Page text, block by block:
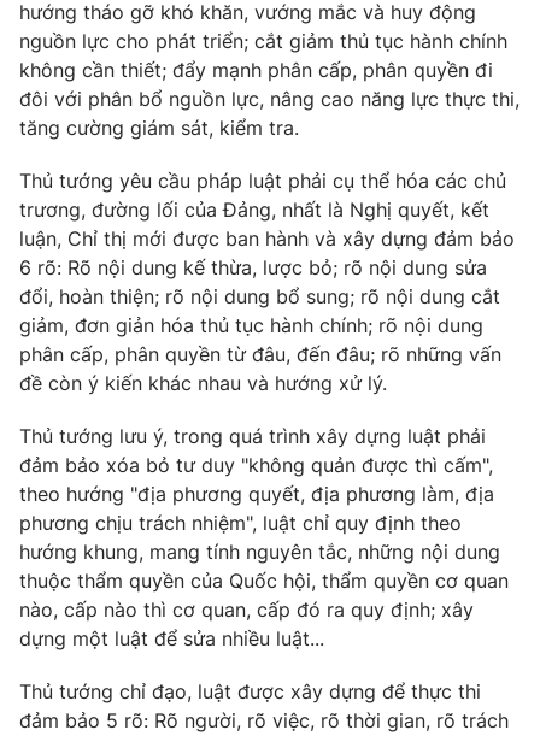
hướng tháo gỡ khó khăn, vướng mắc và huy động
nguồn lực cho phát triển; cắt giảm thủ tục hành chính
không cần thiết; đẩy mạnh phân cấp, phân quyền đi
đôi với phân bổ nguồn lực, nâng cao năng lực thực thi,
tăng cường giám sát, kiểm tra.
Thủ tướng yêu cầu pháp luật phải cụ thể hóa các chủ
trương, đường lối của Đảng, nhất là Nghị quyết, kết
luận, Chỉ thị mới được ban hành và xây dựng đảm bảo
6 rõ: Rõ nội dung kế thừa, lược bỏ; rõ nội dung sửa
đổi, hoàn thiện; rõ nội dung bổ sung; rõ nội dung cắt
giảm, đơn giản hóa thủ tục hành chính; rõ nội dung
phân cấp, phân quyền từ đâu, đến đâu; rõ những vấn
đề còn ý kiến khác nhau và hướng xử lý.
Thủ tướng lưu ý, trong quá trình xây dựng luật phải
đảm bảo xóa bỏ tư duy "không quản được thì cấm",
theo hướng "địa phương quyết, địa phương làm, địa
phương chịu trách nhiệm", luật chỉ quy định theo
hướng khung, mang tính nguyên tắc, những nội dung
thuộc thẩm quyền của Quốc hội, thẩm quyền cơ quan
nào, cấp nào thì cơ quan, cấp đó ra quy định; xây
dựng một luật để sửa nhiều luật...
Thủ tướng chỉ đạo, luật được xây dựng để thực thi
đảm bảo 5 rõ: Rõ người, rõ việc, rõ thời gian, rõ trách